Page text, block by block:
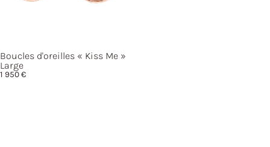
Boucles d'oreilles « Kiss Me »
Large
1 950€